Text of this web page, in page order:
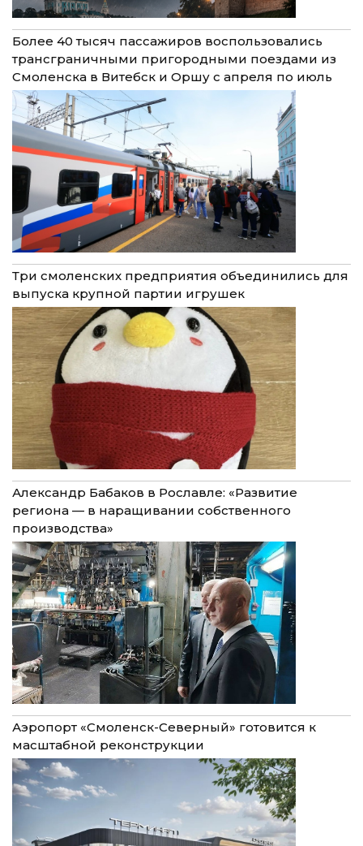
Более 40 тысяч пассажиров воспользовались
трансграничными пригородными поездами из
Смоленска в Витебск и Оршу с апреля по июль
Три смоленских предприятия объединились для
выпуска крупной партии игрушек
Александр Бабаков в Рославле: «Развитие
региона — в наращивании собственного
производства»
Аэропорт «Смоленск-Северный» готовится к
масштабной реконструкции